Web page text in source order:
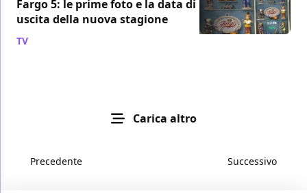
Fargo 5: le prime foto e la data di
uscita della nuova stagione
TV
Carica altro
Precedente Successivo